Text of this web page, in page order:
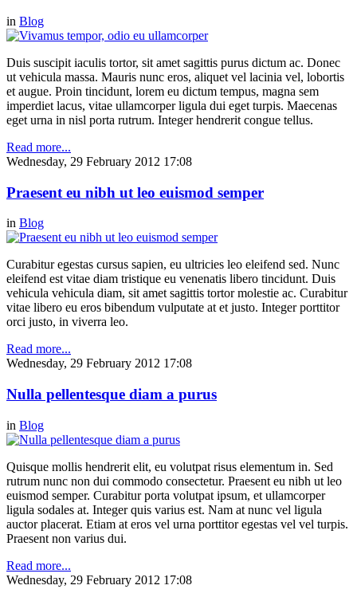
in Blog
Duis suscipit iaculis tortor, sit amet sagittis purus dictum ac. Donec
ut vehicula massa. Mauris nunc eros, aliquet vel lacinia vel, lobortis
et augue. Proin tincidunt, lorem eu dictum tempus, magna sem
imperdiet lacus, vitae ullamcorper ligula dui eget turpis. Maecenas
eget urna in nisl porta rutrum. Integer hendrerit congue tellus.
Read more...
Wednesday, 29 February 2012 17:08
Praesent eu nibh ut leo euismod semper
in Blog
Curabitur egestas cursus sapien, eu ultricies leo eleifend sed. Nunc
eleifend est vitae diam tristique eu venenatis libero tincidunt. Duis
vehicula vehicula diam, sit amet sagittis tortor molestie ac. Curabitur
vitae libero eu eros bibendum vulputate at et justo. Integer porttitor
orci justo, in viverra leo.
Read more...
Wednesday, 29 February 2012 17:08
Nulla pellentesque diam a purus
in Blog
Quisque mollis hendrerit elit, eu volutpat risus elementum in. Sed
rutrum nunc non dui commodo consectetur. Praesent eu nibh ut leo
euismod semper. Curabitur porta volutpat ipsum, et ullamcorper
ligula sodales at. Integer quis varius est. Nam at nunc vel ligula
auctor placerat. Etiam at eros vel urna porttitor egestas vel vel turpis.
Praesent non varius dui.
Read more...
Wednesday, 29 February 2012 17:08